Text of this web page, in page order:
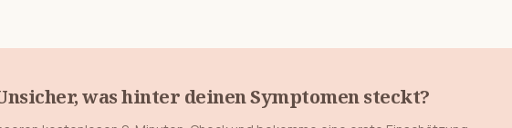
was hinter deinen Symptomen steckt?